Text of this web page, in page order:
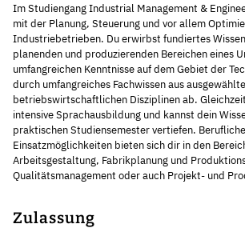
Im Studiengang Industrial Management &
mit der Planung, Steuerung und vor allem
Industriebetrieben. Du erwirbst fundiertes
planenden und produzierenden Bereichen eines
umfangreichen Kenntnisse auf dem Gebiet der
durch umfangreiches Fachwissen aus
betriebswirtschaftlichen Disziplinen ab.
intensive Sprachausbildung und kannst dein
praktischen Studiensemester vertiefen. Berufliche
Einsatzmöglichkeiten bieten sich dir in den
Arbeitsgestaltung, Fabrikplanung und
Qualitätsmanagement oder auch Projekt- und
Zulassung